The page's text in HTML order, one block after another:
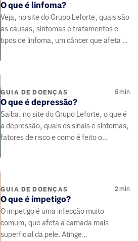
O que é linfoma?
Veja, no site do Grupo Leforte, quais são
as causas, sintomas e tratamentos e
tipos de linfoma, um câncer que afeta o
GUIA DE DOENÇAS 5min
O que é depressão?
Saiba, no site do Grupo Leforte, o que é
a depressão, quais os sinais e sintomas,
fatores de risco e como é feito o
GUIA DE DOENÇAS 2min
O que é impetigo?
O impetigo é uma infecção muito
comum, que afeta a camada mais
superficial da pele. Atinge